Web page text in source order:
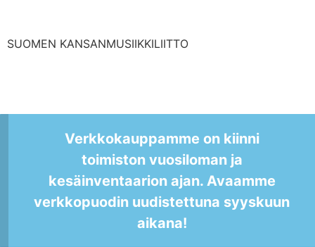
SUOMEN KANSANMUSIIKKILIITTO
Verkkokauppamme on kiinni
toimiston vuosiloman ja
kesäinventaarion ajan. Avaamme
verkkopuodin uudistettuna syyskuun
aikana!